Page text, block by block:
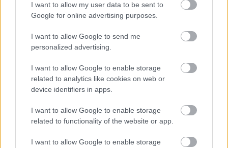
I want to allow my user data to be sent to
Google for online advertising purposes.
I want to allow Google to send me
personalized advertising.
I want to allow Google to enable storage
related to analytics like cookies on web or
device identifiers in apps.
I want to allow Google to enable storage
related to functionality of the website or app.
I want to allow Google to enable storage
Miért nem szállít a legtöbb
kellékárusító cég magyarországra?
Kelle Botond•2008. április 29.
Ez most nem szorosan vett szakmai cikk, de
szerintem sokakat érint. Sajnos már számtalanszor
belefutottam a következő problémába: Keresek egy
megvenni vágyott kelléket a neten. Megtalálom egy
cég weboldalán. Beteszem a kosárba, checkout és